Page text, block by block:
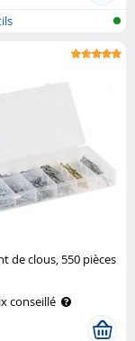
de clous, 550 pièces
conseillé